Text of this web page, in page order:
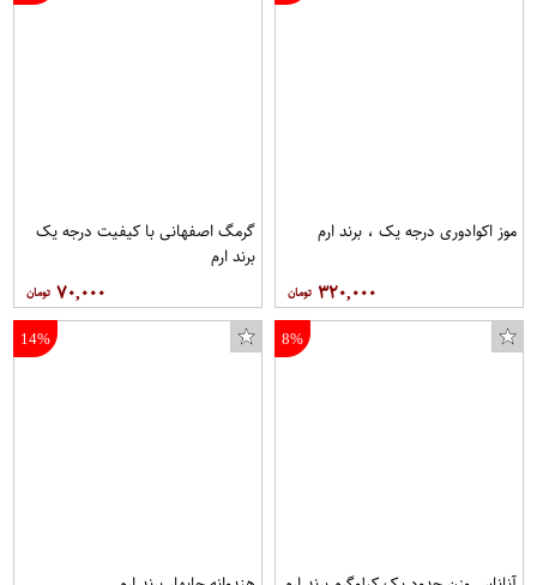
موز اکوادوری درجه یک ، برند ارم
۳۲۰,۰۰۰
گرمگ اصفهانی با کیفیت درجه یک
برند ارم
۷۰,۰۰۰
8%
14%